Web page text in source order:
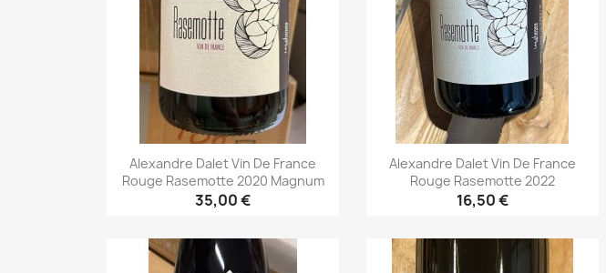
Alexandre Dalet Vin De France
Rouge Rasemotte 2020 Magnum
35,00 €
Aperçu rapide
Alexandre Dalet Vin De France
Rouge Rasemotte 2022
16,50 €
Aperçu rapide